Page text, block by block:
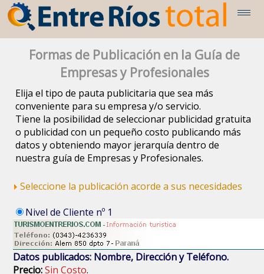
Formas de Publicación en la Guía de
Empresas y Profesionales
Elija el tipo de pauta publicitaria que sea más
conveniente para su empresa y/o servicio.
Tiene la posibilidad de seleccionar publicidad gratuita
o publicidad con un pequeño costo publicando más
datos y obteniendo mayor jerarquía dentro de
nuestra guía de Empresas y Profesionales.
Seleccione la publicación acorde a sus necesidades
Nivel de Cliente nº 1
Datos publicados: Nombre, Dirección y Teléfono.
Precio:Sin Costo.